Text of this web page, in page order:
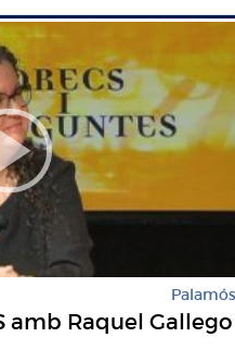
Palamós
amb Raquel Gallego